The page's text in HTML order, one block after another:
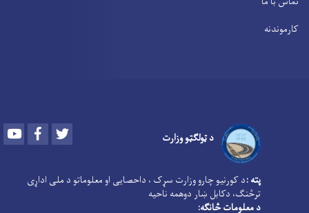
کارموندنه
د ټولګټو وزارت Youtube Facebook
پته :د کورنیو چارو وزارت سړک ، داحصایی او معلوماتو د ملی اداړی
ترڅنګ، دکابل ښار دوهمه ناحیه
د معلومات څانګه: